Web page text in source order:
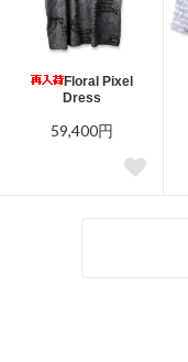
Floral Pixel
Dress
59,400円